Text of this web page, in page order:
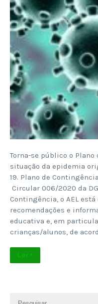
Torna-se público o Plano
situação da epidemia
19. Plano de
Circular 006/2020 da
Contingência, o AEL
recomendações e
educativa e, em
crianças/alunos, de
Ler +